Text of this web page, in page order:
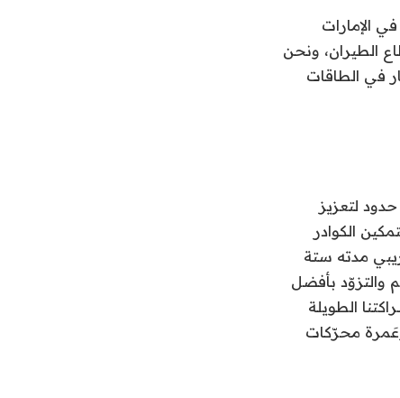
الإمارات
الطيران، ونحن
في الطاقات
لتعزيز
الكوادر
مدته ستة
والتزوّد بأفضل
الطويلة
وعَمرة محرّكات